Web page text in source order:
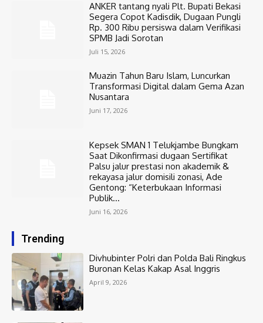
ANKER tantang nyali Plt. Bupati Bekasi
Segera Copot Kadisdik, Dugaan Pungli
Rp. 300 Ribu persiswa dalam Verifikasi
SPMB Jadi Sorotan
Juli 15, 2026
Muazin Tahun Baru Islam, Luncurkan
Transformasi Digital dalam Gema Azan
Nusantara
Juni 17, 2026
Kepsek SMAN 1 Telukjambe Bungkam
Saat Dikonfirmasi dugaan Sertifikat
Palsu jalur prestasi non akademik &
rekayasa jalur domisili zonasi, Ade
Gentong: “Keterbukaan Informasi
Publik...
Juni 16, 2026
Trending
Divhubinter Polri dan Polda Bali Ringkus
Buronan Kelas Kakap Asal Inggris
April 9, 2026